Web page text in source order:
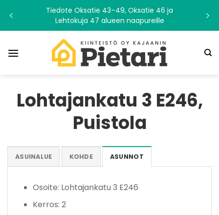
content
Tiedote Oksatie 43–49, Oksatie 46 ja
Lehtokuja 47 alueen naapureille
Lohtajankatu 3 E246,
Puistola
ASUINALUE KOHDE ASUNNOT
Osoite: Lohtajankatu 3 E246
Kerros: 2